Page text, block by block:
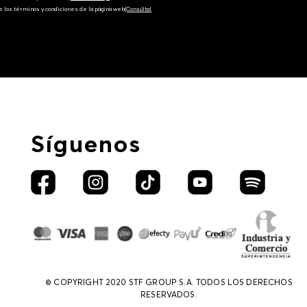
los términos y condiciones de la página web‎(Consúltal
Síguenos
© COPYRIGHT 2020 STF GROUP S.A. TODOS LOS DERECHOS
RESERVADOS.